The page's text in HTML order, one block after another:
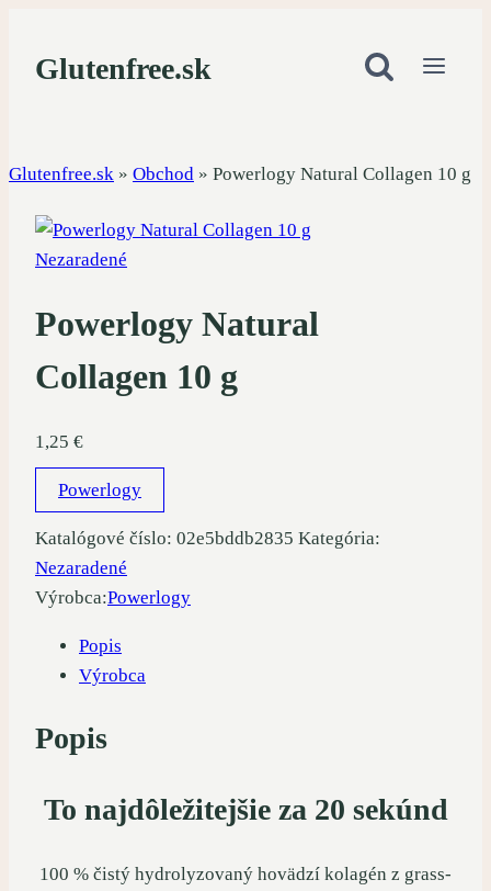
content
Glutenfree.sk
Glutenfree.sk » Obchod » Powerlogy Natural Collagen 10 g
Nezaradené
Powerlogy Natural
Collagen 10 g
1,25 €
Powerlogy
Katalógové číslo: 02e5bddb2835 Kategória:
Nezaradené
Výrobca:Powerlogy
Popis
Výrobca
Popis
To najdôležitejšie za 20 sekúnd
100 % čistý hydrolyzovaný hovädzí kolagén z grass-